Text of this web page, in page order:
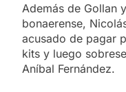
Además de Gollan
bonaerense,
acusado de pagar
kits y luego
Aníbal Fernández.